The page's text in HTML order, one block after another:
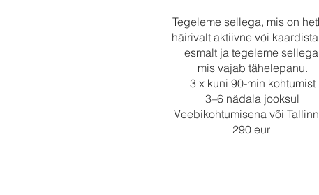
Tegeleme sellega, mis on
häirivalt aktiivne või
esmalt ja tegeleme
mis vajab tähelepanu.
3 x kuni 90-min kohtumist
3–6 nädala jooksul
Veebikohtumisena või
290 eur